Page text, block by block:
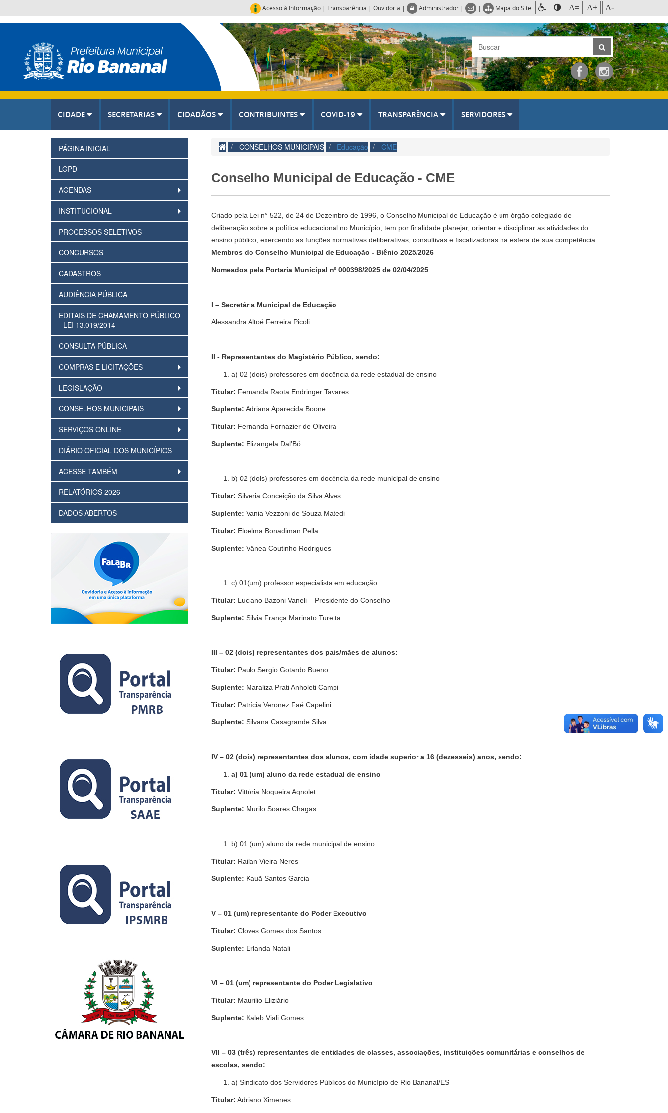
Acesso à Informação | Transparência | Ouvidoria | Administrador | | Mapa do Site A= A+ A-
CIDADE SECRETARIAS CIDADÃOS CONTRIBUINTES COVID-19 TRANSPARÊNCIA SERVIDORES
PÁGINA INICIAL
LGPD
AGENDAS
INSTITUCIONAL
PROCESSOS SELETIVOS
CONCURSOS
CADASTROS
AUDIÊNCIA PÚBLICA
EDITAIS DE CHAMAMENTO PÚBLICO
- LEI 13.019/2014
CONSULTA PÚBLICA
COMPRAS E LICITAÇÕES
LEGISLAÇÃO
CONSELHOS MUNICIPAIS
SERVIÇOS ONLINE
DIÁRIO OFICIAL DOS MUNICÍPIOS
ACESSE TAMBÉM
RELATÓRIOS 2026
DADOS ABERTOS
CONSELHOS MUNICIPAIS Educação CME
Conselho Municipal de Educação - CME
Criado pela Lei n° 522, de 24 de Dezembro de 1996, o Conselho Municipal de Educação é um órgão colegiado de
deliberação sobre a política educacional no Município, tem por finalidade planejar, orientar e disciplinar as atividades do
ensino público, exercendo as funções normativas deliberativas, consultivas e fiscalizadoras na esfera de sua competência.
Membros do Conselho Municipal de Educação - Biênio 2025/2026
Nomeados pela Portaria Municipal nº 000398/2025 de 02/04/2025
I – Secretária Municipal de Educação
Alessandra Altoé Ferreira Picoli
II - Representantes do Magistério Público, sendo:
a) 02 (dois) professores em docência da rede estadual de ensino
Titular: Fernanda Raota Endringer Tavares
Suplente: Adriana Aparecida Boone
Titular: Fernanda Fornazier de Oliveira
Suplente: Elizangela Dal’Bó
b) 02 (dois) professores em docência da rede municipal de ensino
Titular: Silveria Conceição da Silva Alves
Suplente: Vania Vezzoni de Souza Matedi
Titular: Eloelma Bonadiman Pella
Suplente: Vânea Coutinho Rodrigues
c) 01(um) professor especialista em educação
Titular: Luciano Bazoni Vaneli – Presidente do Conselho
Suplente: Silvia França Marinato Turetta
III – 02 (dois) representantes dos pais/mães de alunos:
Titular: Paulo Sergio Gotardo Bueno
Suplente: Maraliza Prati Anholeti Campi
Titular: Patrícia Veronez Faé Capelini
Suplente: Silvana Casagrande Silva
IV – 02 (dois) representantes dos alunos, com idade superior a 16 (dezesseis) anos, sendo:
a) 01 (um) aluno da rede estadual de ensino
Titular: Vittória Nogueira Agnolet
Suplente: Murilo Soares Chagas
b) 01 (um) aluno da rede municipal de ensino
Titular: Railan Vieira Neres
Suplente: Kauã Santos Garcia
V – 01 (um) representante do Poder Executivo
Titular: Cloves Gomes dos Santos
Suplente: Erlanda Natali
VI – 01 (um) representante do Poder Legislativo
Titular: Maurilio Eliziário
Suplente: Kaleb Viali Gomes
VII – 03 (três) representantes de entidades de classes, associações, instituições comunitárias e conselhos de
escolas, sendo:
a) Sindicato dos Servidores Públicos do Município de Rio Bananal/ES
Titular: Adriano Ximenes